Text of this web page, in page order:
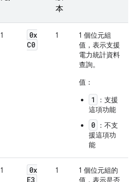
本
1
0x
C0
1
1 個位元組
值，表示支援
電力統計資料
查詢。
值：
1
：支援
這項功能
0
：不支
援這項功
能
1
0x
E3
1
1 個位元組的
值，表示是否